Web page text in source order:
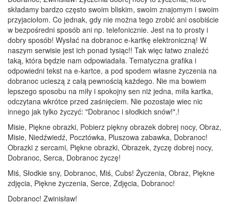
składamy bardzo często swoim bliskim, swoim znajomym i swoim
przyjaciołom. Co jednak, gdy nie można tego zrobić ani osobiście
w bezpośredni sposób ani np. telefonicznie. Jest na to prosty i
dobry sposób! Wysłać na dobranoc e-kartkę elektroniczną! W
naszym serwisie jest ich ponad tysiąc!! Tak więc łatwo znaleźć
taką, która będzie nam odpowiadała. Tematyczna grafika i
odpowiedni tekst na e-kartce, a pod spodem własne życzenia na
dobranoc ucieszą z całą pewnością każdego. Nie ma bowiem
lepszego sposobu na miły i spokojny sen niż jedna, miła kartka,
odczytana wkrótce przed zaśnięciem. Nie pozostaje wiec nic
innego jak tylko życzyć: "Dobranoc i słodkich snów!".!
Misie, Piękne obrazki, Pobierz piękny obrazek dobrej nocy, Obraz,
Misie, Niedźwiedź, Pocztówka, Pluszowa zabawka, Dobranoc!
Obrazki z sercami, Piękne obrazki, Obrazek, życzę dobrej nocy,
Dobranoc, Serca, Dobranoc życzę!
Miś, Słodkie sny, Dobranoc, Miś, Cubs! Życzenia, Obraz, Piękne
zdjęcia, Piękne życzenia, Serce, Zdjęcia, Dobranoc!
Dobranoc! Zwinisław!